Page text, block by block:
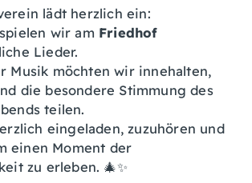
lädt herzlich ein:
wir am Friedhof
Lieder.
Musik möchten wir innehalten,
die besondere Stimmung des
teilen.
eingeladen, zuzuhören und
einen Moment der
zu erleben. 🎄✨